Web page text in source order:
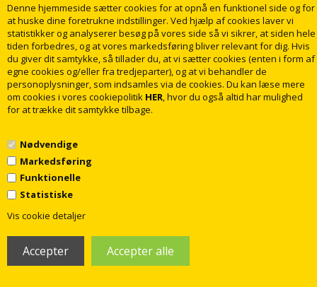
Denne hjemmeside sætter cookies for at opnå en funktionel side og for
at huske dine foretrukne indstillinger. Ved hjælp af cookies laver vi
statistikker og analyserer besøg på vores side så vi sikrer, at siden hele
tiden forbedres, og at vores markedsføring bliver relevant for dig. Hvis
du giver dit samtykke, så tillader du, at vi sætter cookies (enten i form af
egne cookies og/eller fra tredjeparter), og at vi behandler de
personoplysninger, som indsamles via de cookies. Du kan læse mere
om cookies i vores cookiepolitik HER, hvor du også altid har mulighed
for at trække dit samtykke tilbage.
Nødvendige
Markedsføring
Funktionelle
Statistiske
Vis cookie detaljer
LÆG I KURV
Levering5-10dage
LÆG I KURV
Levering5-10dage
Grohe Grotherm termostatarmatur
(udvendige dele) til indbygning i
2.720,00
4%